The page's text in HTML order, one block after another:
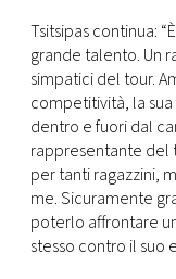
Tsitsipas continua:
grande talento. Un
simpatici del tour.
competitività, la
dentro e fuori dal
rappresentante
per tanti ragazzini,
me. Sicuramente
poterlo affrontare
stesso contro il suo